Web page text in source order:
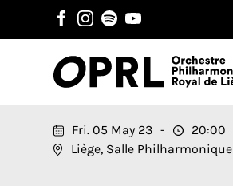
Fri. 05 May 23 20:00
Liège, Salle Philharmonique